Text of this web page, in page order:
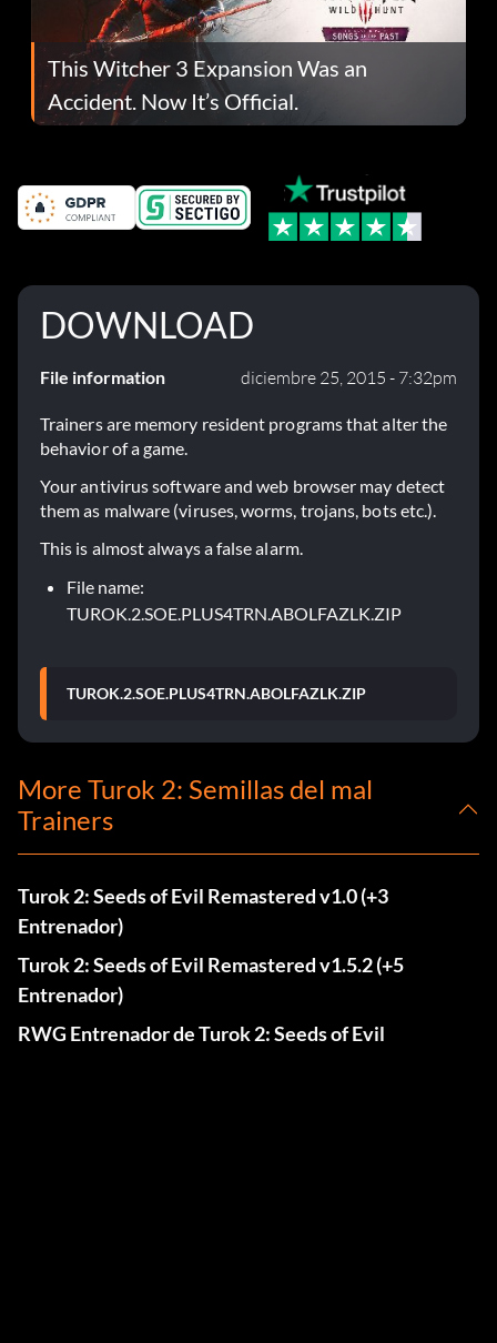
This Witcher 3 Expansion Was an
Accident. Now It’s Official.
DOWNLOAD
File information diciembre 25, 2015 - 7:32pm
Trainers are memory resident programs that alter the
behavior of a game.
Your antivirus software and web browser may detect
them as malware (viruses, worms, trojans, bots etc.).
This is almost always a false alarm.
File name:
TUROK.2.SOE.PLUS4TRN.ABOLFAZLK.ZIP
TUROK.2.SOE.PLUS4TRN.ABOLFAZLK.ZIP
More Turok 2: Semillas del mal
Trainers
Turok 2: Seeds of Evil Remastered v1.0 (+3
Entrenador)
Turok 2: Seeds of Evil Remastered v1.5.2 (+5
Entrenador)
RWG Entrenador de Turok 2: Seeds of Evil